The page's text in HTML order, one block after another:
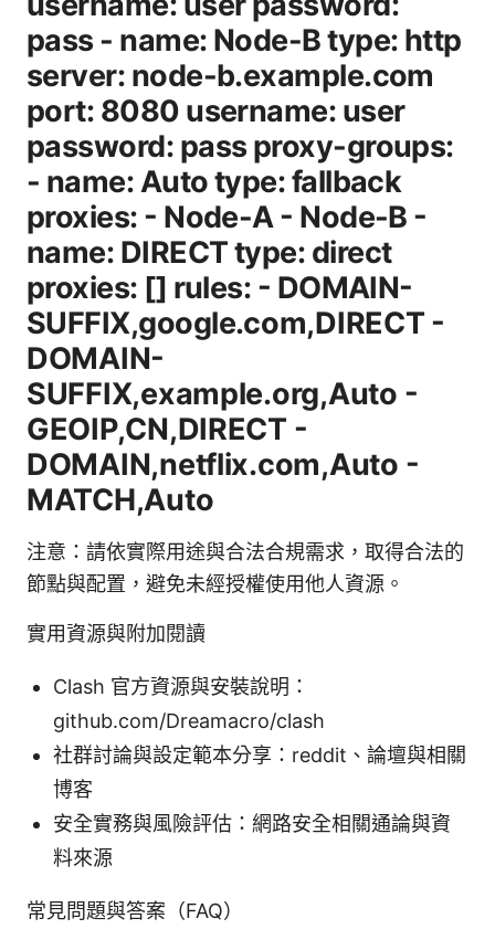
pass - name: Node-B type: http
server: node-b.example.com
port: 8080 username: user
password: pass proxy-groups:
- name: Auto type: fallback
proxies: - Node-A - Node-B -
name: DIRECT type: direct
proxies: [] rules: - DOMAIN-
SUFFIX,google.com,DIRECT -
DOMAIN-
SUFFIX,example.org,Auto -
GEOIP,CN,DIRECT -
DOMAIN,netflix.com,Auto -
MATCH,Auto
注意：請依實際用途與合法合規需求，取得合法的
節點與配置，避免未經授權使用他人資源。
實用資源與附加閱讀
Clash 官方資源與安裝說明：
github.com/Dreamacro/clash
社群討論與設定範本分享：reddit、論壇與相關
博客
安全實務與風險評估：網路安全相關通論與資
料來源
常見問題與答案（FAQ）